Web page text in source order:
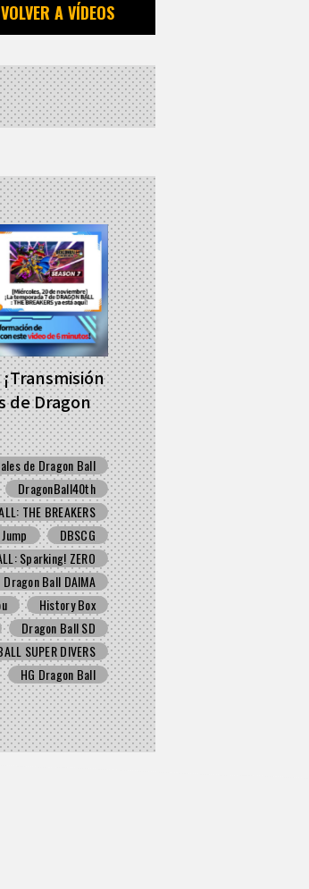
VOLVER A VÍDEOS
de Dragon
de Dragon Ball
DragonBall40th
THE BREAKERS
DBSCG
Sparking! ZERO
Dragon Ball DAIMA
History Box
Dragon Ball SD
SUPER DIVERS
HG Dragon Ball